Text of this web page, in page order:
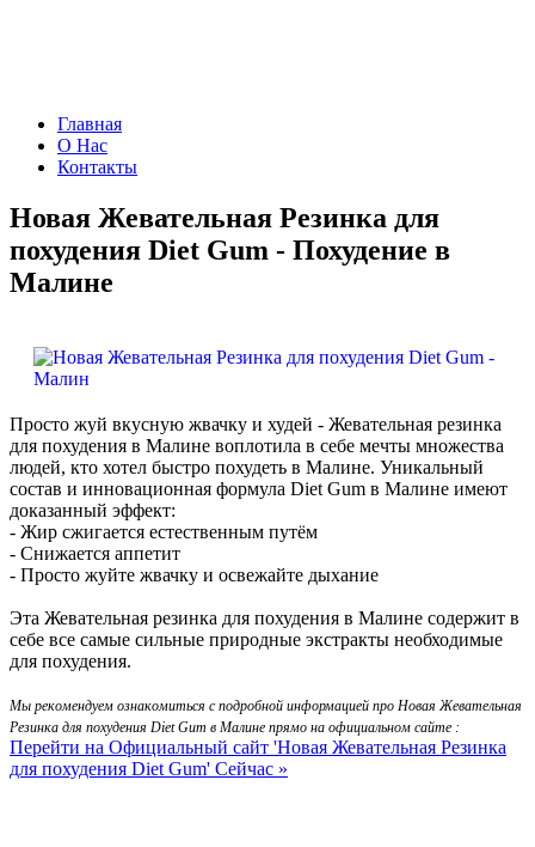
Главная
О Нас
Контакты
Новая Жевательная Резинка для
похудения Diet Gum - Похудение в
Малине
Просто жуй вкусную жвачку и худей - Жевательная резинка
для похудения в Малине воплотила в себе мечты множества
людей, кто хотел быстро похудеть в Малине. Уникальный
состав и инновационная формула Diet Gum в Малине имеют
доказанный эффект:
- Жир сжигается естественным путём
- Снижается аппетит
- Просто жуйте жвачку и освежайте дыхание
Эта Жевательная резинка для похудения в Малине содержит в
себе все самые сильные природные экстракты необходимые
для похудения.
Мы рекомендуем ознакомиться с подробной информацией про Новая Жевательная
Резинка для похудения Diet Gum в Малине прямо на официальном сайте :
Перейти на Официальный сайт 'Новая Жевательная Резинка
для похудения Diet Gum' Сейчас »